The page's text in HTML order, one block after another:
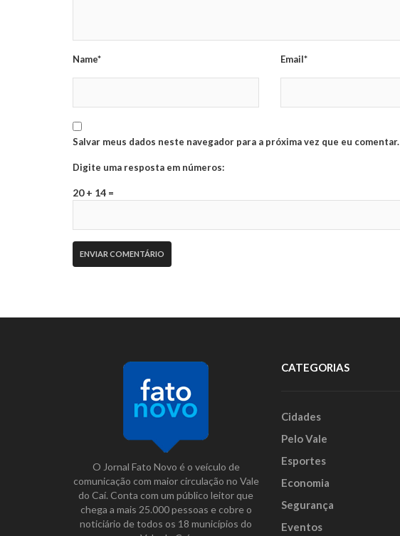
Name* Email*
Salvar meus dados neste navegador para a próxima vez que eu comentar.
Digite uma resposta em números:
20 + 14 =
O Jornal Fato Novo é o veículo de
comunicação com maior circulação no Vale
do Caí. Conta com um público leitor que
chega a mais 25.000 pessoas e cobre o
noticiário de todos os 18 municípios do
CATEGORIAS
Cidades
Pelo Vale
Esportes
Economia
Segurança
Eventos